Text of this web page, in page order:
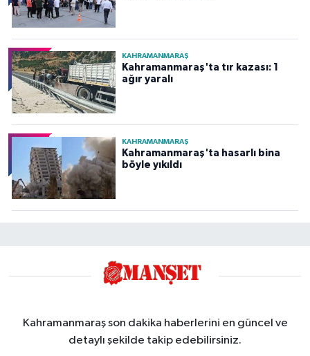
KAHRAMANMARAŞ
Kahramanmaraş'ta tır kazası: 1
ağır yaralı
KAHRAMANMARAŞ
Kahramanmaraş'ta hasarlı bina
böyle yıkıldı
Kahramanmaraş son dakika haberlerini en güncel ve
detaylı şekilde takip edebilirsiniz.